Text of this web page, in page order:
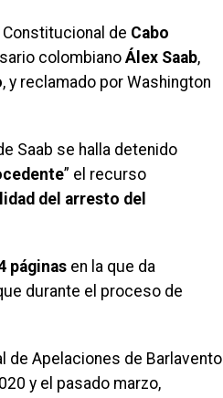
de Cabo
colombianoÁlex Saab,
, y reclamado por Washington
Saab se halla detenido
” el recurso
del arresto del
páginas en la que da
durante el proceso de
de Apelaciones de Barlavento
y el pasado marzo,